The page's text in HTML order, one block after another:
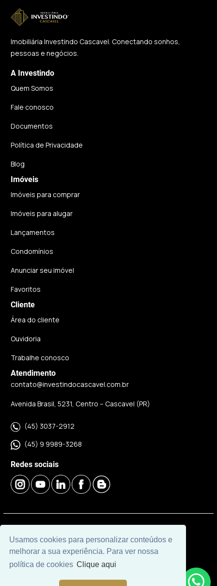
Usamos cookies para personalizar conteúdos e
melhorar a sua experiência. Para ver nossa
política de cookies Clique aqui
Imobiliária Investindo Cascavel. Conectando sonhos,
pessoas e negócios.
A Investindo
Quem Somos
Fale conosco
Documentos
Política de Privacidade
Blog
Imóveis
Imóveis para comprar
Imóveis para alugar
Lançamentos
Condomínios
Anunciar seu imóvel
Favoritos
Cliente
Área do cliente
Ouvidoria
Trabalhe conosco
Atendimento
contato@investindocascavel.com.br
Avenida Brasil, 5231, Centro – Cascavel (PR)
(45) 3037-2912
(45) 9 9989-3268
Redes sociais
© 2026 | Imobiliária Investindo Cascavel | CRECI J06120 |
Desenvolvido por Universal Software.